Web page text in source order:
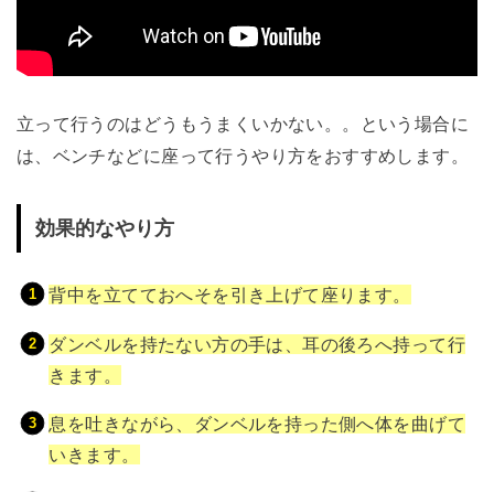
立って行うのはどうもうまくいかない。。という場合に
は、ベンチなどに座って行うやり方をおすすめします。
効果的なやり方
背中を立てておへそを引き上げて座ります。
ダンベルを持たない方の手は、耳の後ろへ持って行
きます。
息を吐きながら、ダンベルを持った側へ体を曲げて
いきます。